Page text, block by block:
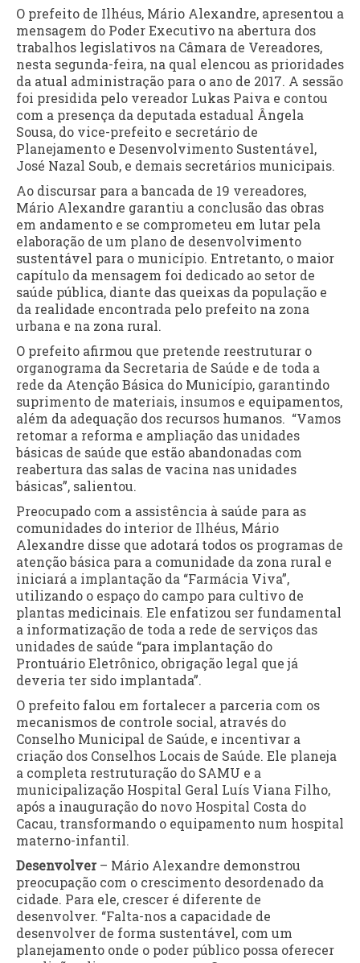
O prefeito de Ilhéus, Mário Alexandre, apresentou a
mensagem do Poder Executivo na abertura dos
trabalhos legislativos na Câmara de Vereadores,
nesta segunda-feira, na qual elencou as prioridades
da atual administração para o ano de 2017. A sessão
foi presidida pelo vereador Lukas Paiva e contou
com a presença da deputada estadual Ângela
Sousa, do vice-prefeito e secretário de
Planejamento e Desenvolvimento Sustentável,
José Nazal Soub, e demais secretários municipais.
Ao discursar para a bancada de 19 vereadores,
Mário Alexandre garantiu a conclusão das obras
em andamento e se comprometeu em lutar pela
elaboração de um plano de desenvolvimento
sustentável para o município. Entretanto, o maior
capítulo da mensagem foi dedicado ao setor de
saúde pública, diante das queixas da população e
da realidade encontrada pelo prefeito na zona
urbana e na zona rural.
O prefeito afirmou que pretende reestruturar o
organograma da Secretaria de Saúde e de toda a
rede da Atenção Básica do Município, garantindo
suprimento de materiais, insumos e equipamentos,
além da adequação dos recursos humanos. “Vamos
retomar a reforma e ampliação das unidades
básicas de saúde que estão abandonadas com
reabertura das salas de vacina nas unidades
básicas”, salientou.
Preocupado com a assistência à saúde para as
comunidades do interior de Ilhéus, Mário
Alexandre disse que adotará todos os programas de
atenção básica para a comunidade da zona rural e
iniciará a implantação da “Farmácia Viva”,
utilizando o espaço do campo para cultivo de
plantas medicinais. Ele enfatizou ser fundamental
a informatização de toda a rede de serviços das
unidades de saúde “para implantação do
Prontuário Eletrônico, obrigação legal que já
deveria ter sido implantada”.
O prefeito falou em fortalecer a parceria com os
mecanismos de controle social, através do
Conselho Municipal de Saúde, e incentivar a
criação dos Conselhos Locais de Saúde. Ele planeja
a completa restruturação do SAMU e a
municipalização Hospital Geral Luís Viana Filho,
após a inauguração do novo Hospital Costa do
Cacau, transformando o equipamento num hospital
materno-infantil.
Desenvolver– Mário Alexandre demonstrou
preocupação com o crescimento desordenado da
cidade. Para ele, crescer é diferente de
desenvolver. “Falta-nos a capacidade de
desenvolver de forma sustentável, com um
planejamento onde o poder público possa oferecer